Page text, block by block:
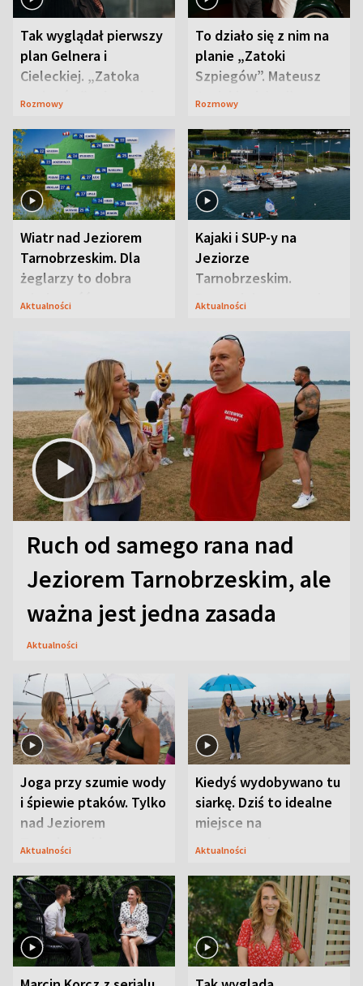
Tak wyglądał pierwszy
plan Gelnera i
Cieleckiej. „Zatoka
szpiegów” od razu ich
Rozmowy
To działo się z nim na
planie „Zatoki
Szpiegów”. Mateusz
Janicki odsłonił
Rozmowy
Wiatr nad Jeziorem
Tarnobrzeskim. Dla
żeglarzy to dobra
wiadomość
Aktualności
Kajaki i SUP-y na
Jeziorze
Tarnobrzeskim.
Przyrodnicy zwracają
Aktualności
Ruch od samego rana nad
Jeziorem Tarnobrzeskim, ale
ważna jest jedna zasada
Aktualności
Joga przy szumie wody
i śpiewie ptaków. Tylko
nad Jeziorem
Tarnobrzeskim
Aktualności
Kiedyś wydobywano tu
siarkę. Dziś to idealne
miejsce na
wypoczynek
Aktualności